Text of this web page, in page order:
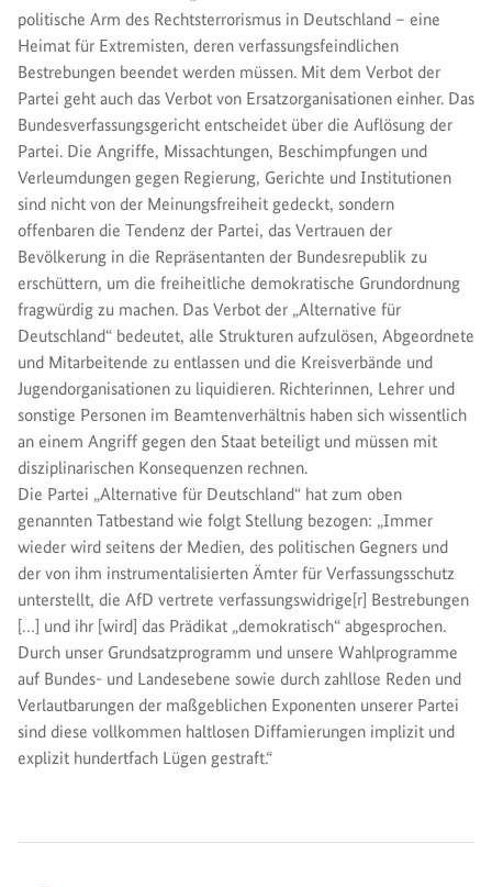
politische Arm des Rechtsterrorismus in Deutschland – eine
Heimat für Extremisten, deren verfassungsfeindlichen
Bestrebungen beendet werden müssen. Mit dem Verbot der
Partei geht auch das Verbot von Ersatzorganisationen einher. Das
Bundesverfassungsgericht entscheidet über die Auflösung der
Partei. Die Angriffe, Missachtungen, Beschimpfungen und
Verleumdungen gegen Regierung, Gerichte und Institutionen
sind nicht von der Meinungsfreiheit gedeckt, sondern
offenbaren die Tendenz der Partei, das Vertrauen der
Bevölkerung in die Repräsentanten der Bundesrepublik zu
erschüttern, um die freiheitliche demokratische Grundordnung
fragwürdig zu machen. Das Verbot der „Alternative für
Deutschland“ bedeutet, alle Strukturen aufzulösen, Abgeordnete
und Mitarbeitende zu entlassen und die Kreisverbände und
Jugendorganisationen zu liquidieren. Richterinnen, Lehrer und
sonstige Personen im Beamtenverhältnis haben sich wissentlich
an einem Angriff gegen den Staat beteiligt und müssen mit
disziplinarischen Konsequenzen rechnen.
Die Partei „Alternative für Deutschland“ hat zum oben
genannten Tatbestand wie folgt Stellung bezogen: „Immer
wieder wird seitens der Medien, des politischen Gegners und
der von ihm instrumentalisierten Ämter für Verfassungsschutz
unterstellt, die AfD vertrete verfassungswidrige[r] Bestrebungen
[…] und ihr [wird] das Prädikat „demokratisch“ abgesprochen.
Durch unser Grundsatzprogramm und unsere Wahlprogramme
auf Bundes- und Landesebene sowie durch zahllose Reden und
Verlautbarungen der maßgeblichen Exponenten unserer Partei
sind diese vollkommen haltlosen Diffamierungen implizit und
explizit hundertfach Lügen gestraft.“